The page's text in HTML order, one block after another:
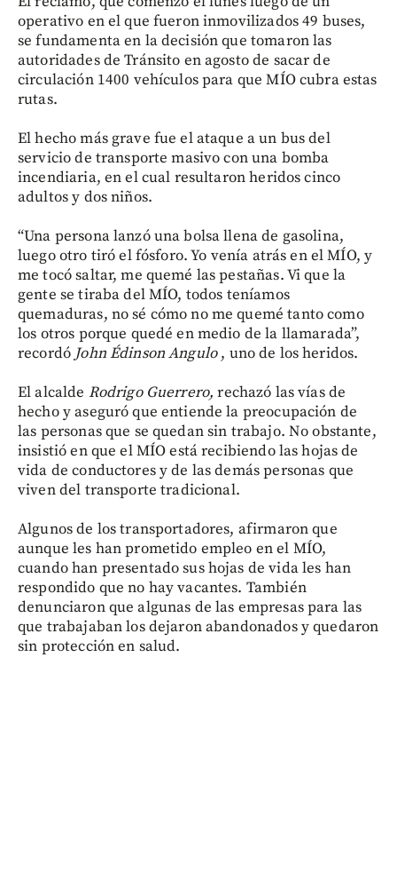
operativo en el que fueron inmovilizados 49 buses,
se fundamenta en la decisión que tomaron las
autoridades de Tránsito en agosto de sacar de
circulación 1400 vehículos para que MÍO cubra estas
rutas.
El hecho más grave fue el ataque a un bus del
servicio de transporte masivo con una bomba
incendiaria, en el cual resultaron heridos cinco
adultos y dos niños.
“Una persona lanzó una bolsa llena de gasolina,
luego otro tiró el fósforo. Yo venía atrás en el MÍO, y
me tocó saltar, me quemé las pestañas. Vi que la
gente se tiraba del MÍO, todos teníamos
quemaduras, no sé cómo no me quemé tanto como
los otros porque quedé en medio de la llamarada”,
recordó John Édinson Angulo, uno de los heridos.
El alcalde Rodrigo Guerrero, rechazó las vías de
hecho y aseguró que entiende la preocupación de
las personas que se quedan sin trabajo. No obstante,
insistió en que el MÍO está recibiendo las hojas de
vida de conductores y de las demás personas que
viven del transporte tradicional.
Algunos de los transportadores, afirmaron que
aunque les han prometido empleo en el MÍO,
cuando han presentado sus hojas de vida les han
respondido que no hay vacantes. También
denunciaron que algunas de las empresas para las
que trabajaban los dejaron abandonados y quedaron
sin protección en salud.